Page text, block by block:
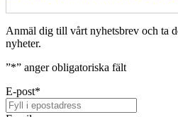
Anmäl dig till vårt nyhetsbrev och ta
nyheter.
”*” anger obligatoriska fält
E-post*